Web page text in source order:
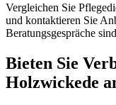
Vergleichen Sie
und kontaktieren Sie
Beratungsgespräche
Bieten Sie
Holzwickede